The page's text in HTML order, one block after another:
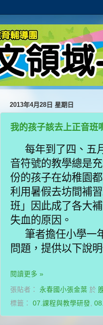
2013年4月28日 星期日
我的孩子該去上正音班
每年到了四、五
音符號的教學總是
份的孩子在幼稚園
利用暑假去坊間補
班」因此成了各大
失血的原因。
筆者擔任小學一
問題，提供以下說
閱讀更多 »
張貼者： 永春國小張金葉 於
標籤： 07.課程與教學研發